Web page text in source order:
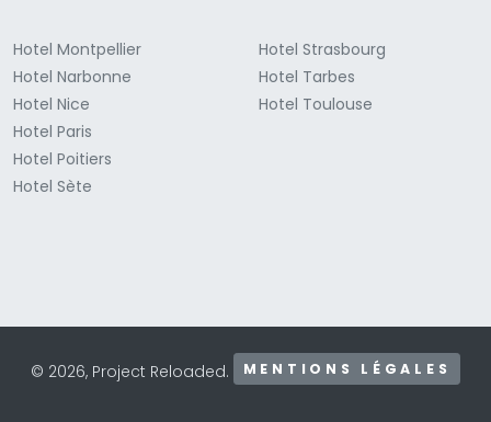
Hotel Montpellier
Hotel Narbonne
Hotel Nice
Hotel Paris
Hotel Poitiers
Hotel Sète
Hotel Strasbourg
Hotel Tarbes
Hotel Toulouse
© 2026, Project Reloaded. MENTIONS LÉGALES